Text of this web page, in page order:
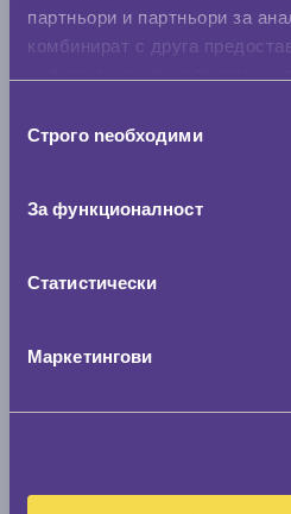
партньори и партньори за
комбинират с друга
наСтрого nеобходими
За функционалност
Статистически
Маркетингови
Стар
0 мм.
Скоростомер